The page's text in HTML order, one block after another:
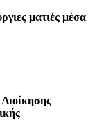
ματιές μέσα